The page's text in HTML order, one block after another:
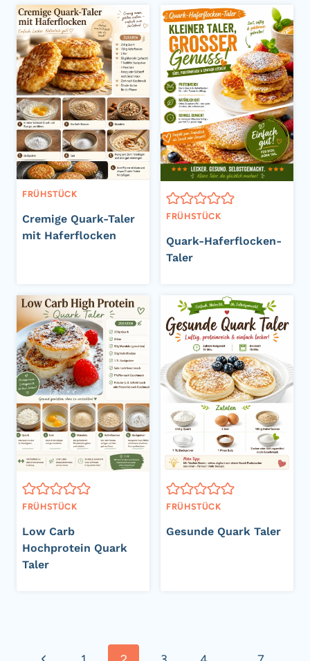
FRÜHSTÜCK
Cremige Quark-Taler
mit Haferflocken
FRÜHSTÜCK
Quark-Haferflocken-
Taler
FRÜHSTÜCK
Low Carb
Hochprotein Quark
Taler
FRÜHSTÜCK
Gesunde Quark Taler